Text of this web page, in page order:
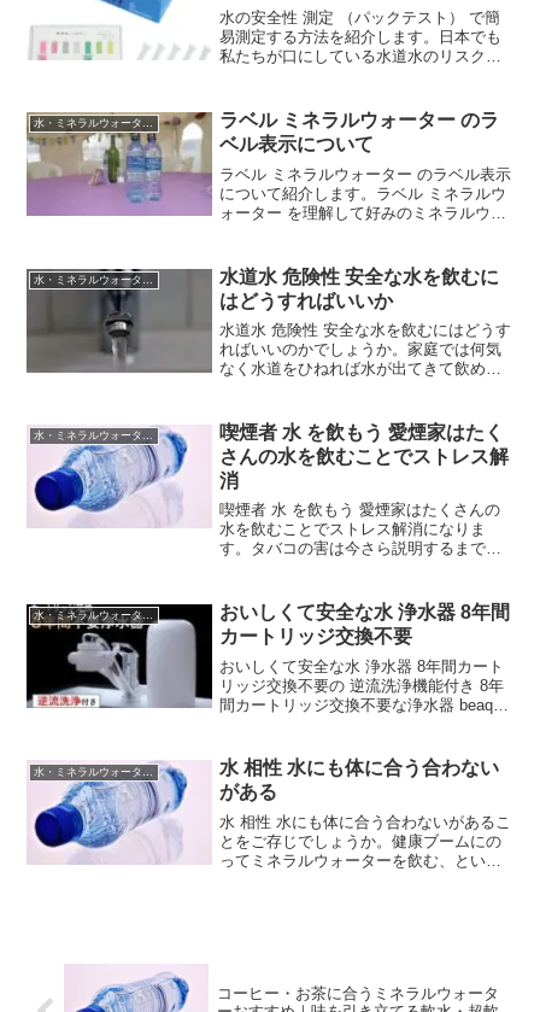
水の安全性 測定 （パックテスト） で簡
易測定する方法を紹介します。日本でも
私たちが口にしている水道水のリスク、
アルカリイオン水がどのくらい健康に貢
献してくれるのでしょ...
水・ミネラルウォーターの基礎知識
ラベル ミネラルウォーター のラ
ベル表示について
ラベル ミネラルウォーター のラベル表示
について紹介します。ラベル ミネラルウ
ォーター を理解して好みのミネラルウォ
てしまいます。最近では、スーパー、コ
ンビニ等ミネラル...
水道水 危険性 安全な水を飲むに
はどうすればいいか
水道水 危険性 安全な水を飲むにはどうす
ればいいのかでしょうか。家庭では何気
なく水道をひねれば水が出てきて飲めま
コール 塩素 だ日本の水の事情はここ数年
で大きく変...
水・ミネラルウォーターの基礎知識
喫煙者 水 を飲もう 愛煙家はたく
さんの水を飲むことでストレス解
消
喫煙者 水 を飲もう 愛煙家はたくさんの
水を飲むことでストレス解消になりま
す。タバコの害は今さら説明するまでも
コによる血液どろどろを改善体に悪いタ
バコですが、禁煙と...
水・ミネラルウォーターの基礎知識
おいしくて安全な水 浄水器 8年間
カートリッジ交換不要
おいしくて安全な水 浄水器 8年間カート
リッジ交換不要の 逆流洗浄機能付き 8年
間カートリッジ交換不要な浄水器 beaq
でしまうので蛇口に浄水器を取り付ける
タイプにも...
水 相性 水にも体に合う合わない
がある
水 相性 水にも体に合う合わないがあるこ
とをご存じでしょうか。健康ブームにの
ってミネラルウォーターを飲む、という
コーヒー・お茶に合うミネラルウォータ